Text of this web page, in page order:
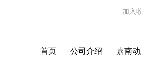
加入
首页 公司介绍 嘉南